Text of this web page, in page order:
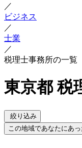
／
ビジネス
／
士業
／
税理士事務所の一覧
東京都 税
絞り込み
この地域であなたにあ